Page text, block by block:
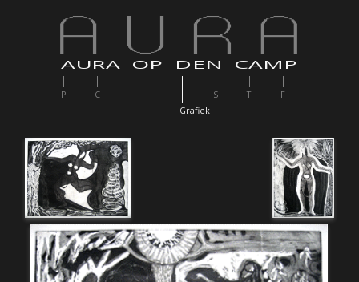
AURA OP DEN CAMP
P
C
Grafiek
S T F